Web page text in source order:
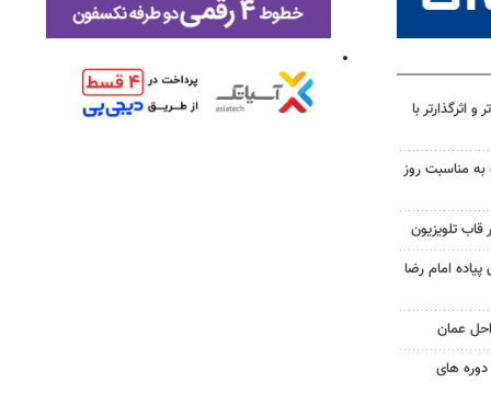
اثرگذارتر با
مناسبت روز
قاب تلویزیون
پیاده امام رضا
عمان
های